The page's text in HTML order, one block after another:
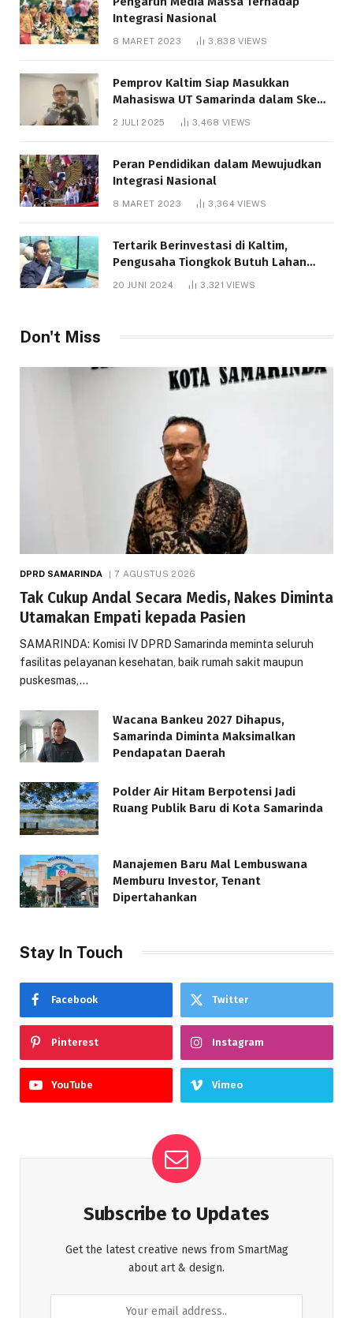
Integrasi Nasional
8 MARET 2023 3,838VIEWS
Pemprov Kaltim Siap Masukkan
Mahasiswa UT Samarinda dalam Skema
Bantuan Pendidikan Gratispol
2 JULI 2025 3,468 VIEWS
Peran Pendidikan dalam Mewujudkan
Integrasi Nasional
8 MARET 2023 3,364VIEWS
Tertarik Berinvestasi di Kaltim,
Pengusaha Tiongkok Butuh Lahan
1.000 Hektare
20 JUNI 2024 3,321VIEWS
Don't Miss
DPRD SAMARINDA 7 AGUSTUS 2026
Tak Cukup Andal Secara Medis, Nakes Diminta
Utamakan Empati kepada Pasien
SAMARINDA: Komisi IV DPRD Samarinda meminta seluruh
fasilitas pelayanan kesehatan, baik rumah sakit maupun
puskesmas,…
Wacana Bankeu 2027 Dihapus,
Samarinda Diminta Maksimalkan
Pendapatan Daerah
Polder Air Hitam Berpotensi Jadi
Ruang Publik Baru di Kota Samarinda
Manajemen Baru Mal Lembuswana
Memburu Investor, Tenant
Dipertahankan
Stay In Touch
Facebook Twitter
Pinterest Instagram
YouTube Vimeo
Subscribe to Updates
Get the latest creative news from SmartMag
about art & design.